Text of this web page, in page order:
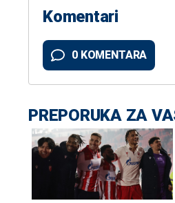
Komentari
0 KOMENTARA
PREPORUKA ZA